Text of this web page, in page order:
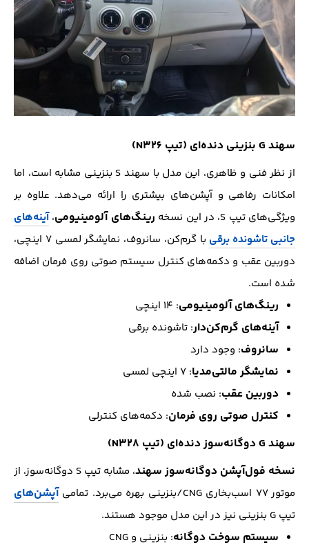
سهند G بنزینی دنده‌ای (تیپ N326)
از نظر فنی و ظاهری، این مدل با سهند S بنزینی مشابه است، اما
امکانات رفاهی و آپشن‌های بیشتری را ارائه می‌دهد. علاوه بر
ویژگی‌های تیپ S، در این نسخه
رینگ‌های آلومینیومی،آینه‌های
جانبی تاشونده برقی
با گرم‌کن، سانروف، نمایشگر لمسی ۷ اینچی،
دوربین عقب و دکمه‌های کنترل سیستم صوتی روی فرمان اضافه
شده است.
رینگ‌های آلومینیومی: ۱۴ اینچی
آینه‌های گرم‌کن‌دار: تاشونده برقی
سانروف: وجود دارد
نمایشگر مالتی‌مدیا: ۷ اینچی لمسی
دوربین عقب: نصب شده
کنترل صوتی روی فرمان: دکمه‌های کنترلی
سهند G دوگانه‌سوز دنده‌ای (تیپ N328)
نسخه فول‌آپشن دوگانه‌سوز سهند
، مشابه تیپ S دوگانه‌سوز، از
موتور ۷۷ اسب‌بخاری CNG/بنزینی بهره می‌برد. تمامی
آپشن‌های
تیپ G بنزینی نیز در این مدل موجود هستند.
سیستم سوخت دوگانه: بنزینی و CNG